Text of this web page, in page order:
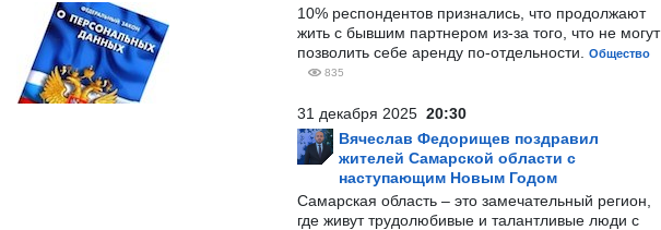
10% респондентов признались, что продолжают
жить с бывшим партнером из-за того, что не могут
позволить себе аренду по-отдельности.
Общество
835
31 декабря 2025 20:30
Вячеслав Федорищев поздравил
жителей Самарской области с
наступающим Новым Годом
Самарская область – это замечательный регион,
где живут трудолюбивые и талантливые люди с